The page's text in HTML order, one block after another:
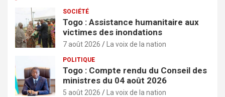
SOCIÉTÉ
Togo : Assistance humanitaire aux
victimes des inondations
7 août 2026 La voix de la nation
POLITIQUE
Togo : Compte rendu du Conseil des
ministres du 04 août 2026
5 août 2026 La voix de la nation